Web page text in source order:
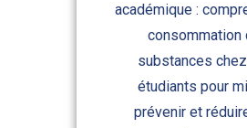
académique :
consommation
substances
étudiants pour
prévenir et